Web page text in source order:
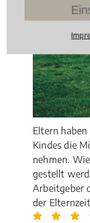
Eltern
Kindes die
nehmen.
gestellt
Arbeitgeber
der